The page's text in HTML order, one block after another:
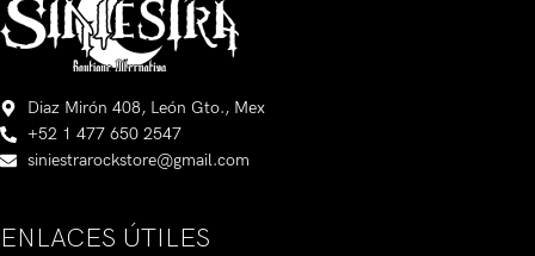
Diaz Mirón 408, León Gto., Mex
+52 1 477 650 2547
siniestrarockstore@gmail.com
ENLACES ÚTILES